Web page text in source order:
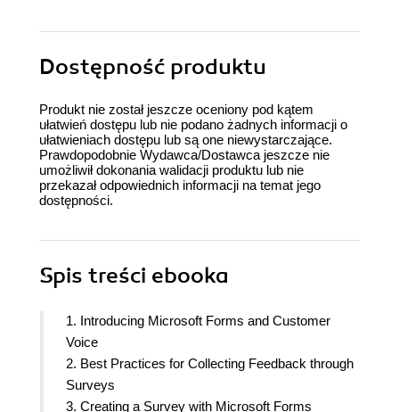
Dostępność produktu
Produkt nie został jeszcze oceniony pod kątem
ułatwień dostępu lub nie podano żadnych informacji o
ułatwieniach dostępu lub są one niewystarczające.
Prawdopodobnie Wydawca/Dostawca jeszcze nie
umożliwił dokonania walidacji produktu lub nie
przekazał odpowiednich informacji na temat jego
dostępności.
Spis treści ebooka
1. Introducing Microsoft Forms and Customer
Voice
2. Best Practices for Collecting Feedback through
Surveys
3. Creating a Survey with Microsoft Forms